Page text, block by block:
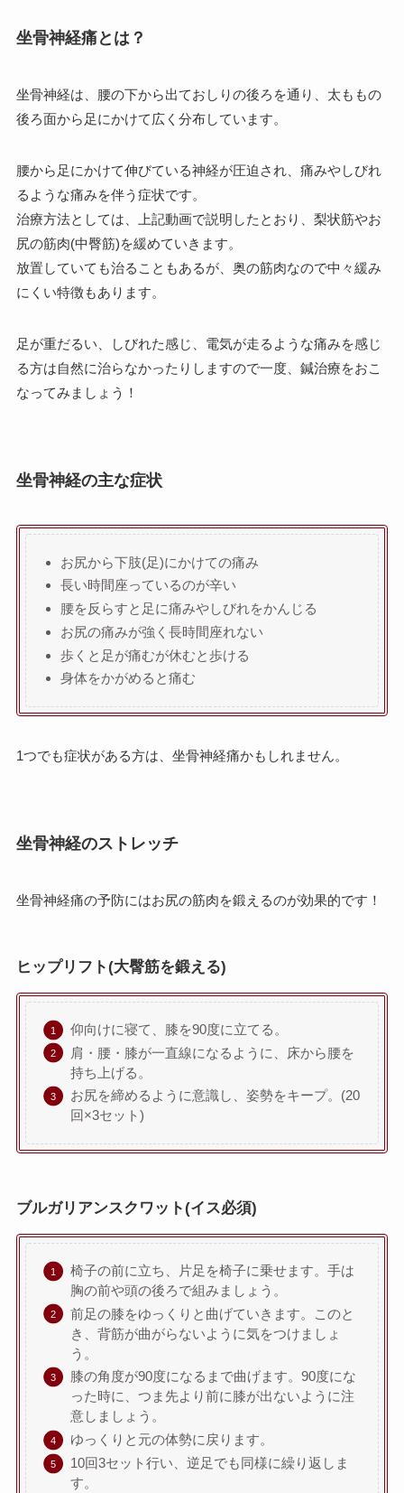
坐骨神経痛とは？
坐骨神経は、腰の下から出ておしりの後ろを通り、太ももの
後ろ面から足にかけて広く分布しています。
腰から足にかけて伸びている神経が圧迫され、痛みやしびれ
るような痛みを伴う症状です。
治療方法としては、上記動画で説明したとおり、梨状筋やお
尻の筋肉(中臀筋)を緩めていきます。
放置していても治ることもあるが、奥の筋肉なので中々緩み
にくい特徴もあります。
足が重だるい、しびれた感じ、電気が走るような痛みを感じ
る方は自然に治らなかったりしますので一度、鍼治療をおこ
なってみましょう！
坐骨神経の主な症状
お尻から下肢(足)にかけての痛み
長い時間座っているのが辛い
腰を反らすと足に痛みやしびれをかんじる
お尻の痛みが強く長時間座れない
歩くと足が痛むが休むと歩ける
身体をかがめると痛む
1つでも症状がある方は、坐骨神経痛かもしれません。
坐骨神経のストレッチ
坐骨神経痛の予防にはお尻の筋肉を鍛えるのが効果的です！
ヒップリフト(大臀筋を鍛える)
仰向けに寝て、膝を90度に立てる。
肩・腰・膝が一直線になるように、床から腰を
持ち上げる。
お尻を締めるように意識し、姿勢をキープ。(20
回×3セット)
ブルガリアンスクワット(イス必須)
椅子の前に立ち、片足を椅子に乗せます。手は
胸の前や頭の後ろで組みましょう。
前足の膝をゆっくりと曲げていきます。このと
き、背筋が曲がらないように気をつけましょ
う。
膝の角度が90度になるまで曲げます。90度にな
った時に、つま先より前に膝が出ないように注
意しましょう。
ゆっくりと元の体勢に戻ります。
10回3セット行い、逆足でも同様に繰り返しま
す。